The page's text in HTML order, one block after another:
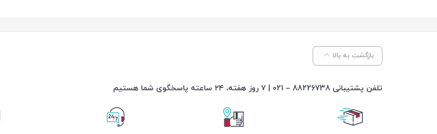
بازگشت به بالا
تلفن پشتیبانی 88226738 – 021 | ۷ روز هفته، ۲۴ ساعته پاسخگوی شما هستیم